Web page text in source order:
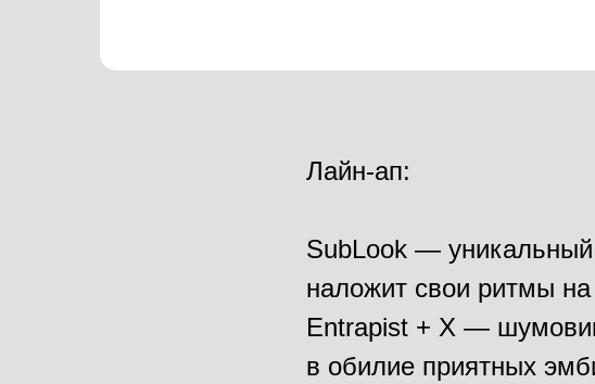
Лайн-ап:
SubLook —
наложит свои ритмы
Entrapist + Х —
в обилие приятных